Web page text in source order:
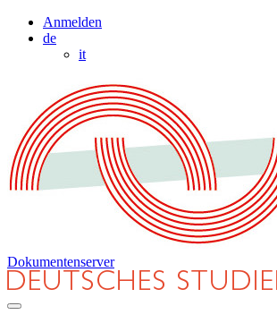
Anmelden
de
it
Dokumentenserver